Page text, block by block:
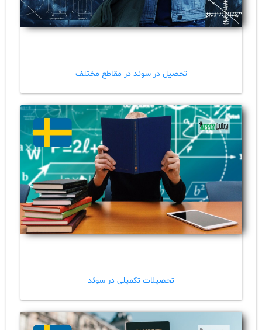
تحصیل در سوئد در مقاطع مختلف
تحصیلات تکمیلی در سوئد